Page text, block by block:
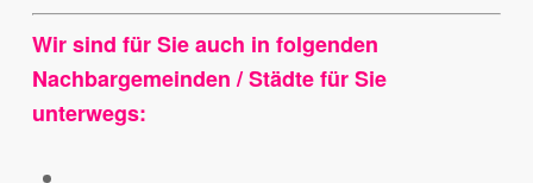
Wir sind für Sie auch in folgenden
Nachbargemeinden / Städte für Sie
unterwegs: